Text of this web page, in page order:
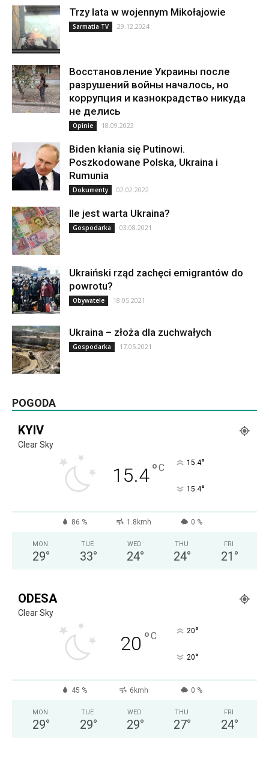
Trzy lata w wojennym Mikołajowie
Sarmatia TV 29.12.2024
Восстановление Украины после
разрушений войны началось, но
коррупция и казнокрадство никуда
не делись
Opinie 18.09.2023
Biden kłania się Putinowi.
Poszkodowane Polska, Ukraina i
Rumunia
Dokumenty 02.02.2022
Ile jest warta Ukraina?
Gospodarka 03.08.2021
Ukraiński rząd zachęci emigrantów do
powrotu?
Obywatele 18.05.2021
Ukraina – złoża dla zuchwałych
Gospodarka 17.05.2021
POGODA
KYIV
Clear Sky
15.4°C 15.4°
15.4°
86 % 1.8kmh 0 %
MON
29°
TUE
33°
WED
24°
THU
24°
FRI
21 °
ODESA
Clear Sky
20 °C 20°
20°
45 % 6kmh 0 %
MON
29°
TUE
29°
WED
29°
THU
27°
FRI
24°